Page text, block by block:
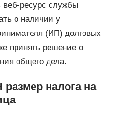
ресурс службы
о наличии у
(ИП) долговых
принять решение о
общего дела.
налога на